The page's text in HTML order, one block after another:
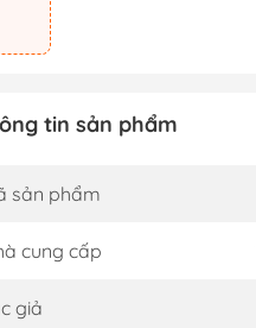
tin sản phẩm
sản phẩm
cung cấp
giả